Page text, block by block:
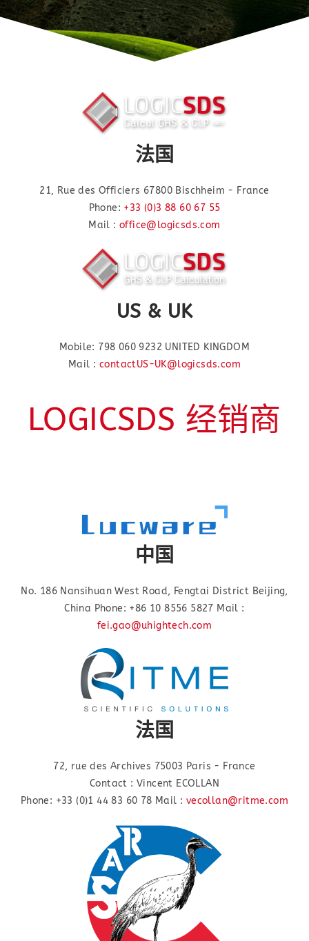
法国
21, Rue des Officiers 67800 Bischheim - France
Phone: +33 (0)3 88 60 67 55
Mail :office@logicsds.com
US & UK
Mobile: 798 060 9232 UNITED KINGDOM
Mail : contactUS-UK@logicsds.com
LOGICSDS 经销商
中国
No. 186 Nansihuan West Road, Fengtai District Beijing,
China Phone: +86 10 8556 5827 Mail :
fei.gao@uhightech.com
法国
72, rue des Archives 75003 Paris - France
Contact : Vincent ECOLLAN
Phone: +33 (0)1 44 83 60 78 Mail : vecollan@ritme.com